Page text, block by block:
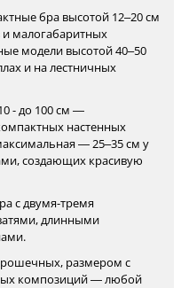
бра высотой 12–20 см
и малогабаритных
модели высотой 40–50
и на лестничных
- до 100 см —
настенных
— 25–35 см у
создающих красивую
с двумя-тремя
длинными
размером с
композиций — любой